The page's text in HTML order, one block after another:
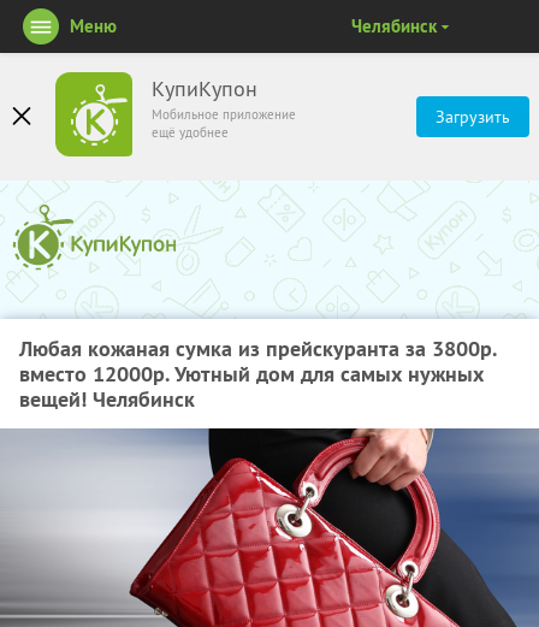
КупиКупон
Мобильное приложение
ещё удобнее
Загрузить
Меню Челябинск
Любая кожаная сумка из прейскуранта за 3800р.
вместо 12000р. Уютный дом для самых нужных
вещей! Челябинск